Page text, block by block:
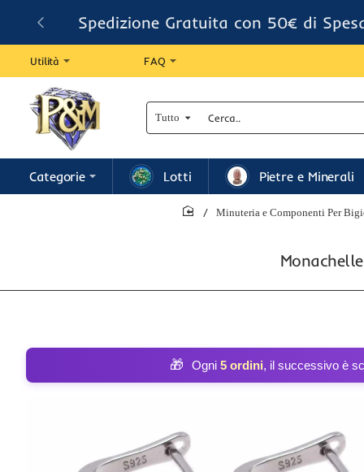
Spedizione Gratuita con 50€ di
Utilità FAQ
Tutto
Cerca..
Categorie Lotti Pietre e Minerali
Minuteria e Componenti Per
🎁 Ogni 5 ordini, il successivo è